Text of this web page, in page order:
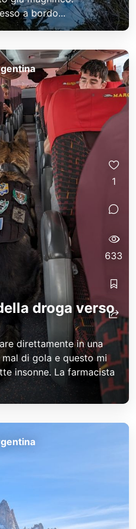
a bordo...
droga verso
direttamente in una
di gola e questo mi
insonne. La farmacista
1
633